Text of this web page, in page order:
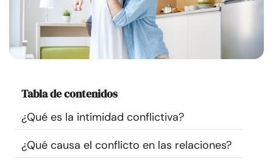
Ayuda
Cursos
Recursos
Comunidad
Tabla de contenidos
¿Qué es la intimidad conflictiva?
¿Qué causa el conflicto en las relaciones?